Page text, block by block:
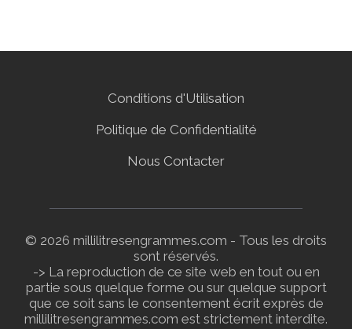
Conditions d'Utilisation
Politique de Confidentialité
Nous Contacter
© 2026 millilitresengrammes.com - Tous les droits
sont réservés.
-> La reproduction de ce site web en tout ou en
partie sous quelque forme ou sur quelque support
que ce soit sans le consentement écrit exprès de
millilitresengrammes.com est strictement interdite.